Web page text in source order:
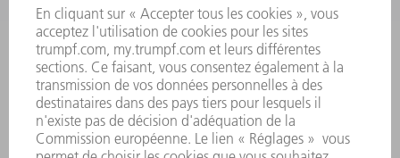
RAPPORT ANNUEL
PRINCIPES FONDAMENTAUX DE L'ENTREPRISE
CONFORMITÉ
SYSTÈME D'ALERTE
SÉCURITÉ
COMMUNIQUÉS DE PRESSE
MAGAZINE
DURABILITÉ
ENVIRONNEMENT ET CLIMAT